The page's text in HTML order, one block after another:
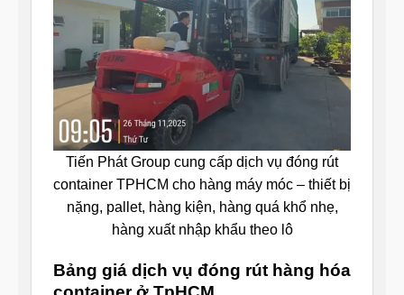
Tiến Phát Group cung cấp dịch vụ đóng rút
container TPHCM cho hàng máy móc – thiết bị
nặng, pallet, hàng kiện, hàng quá khổ nhẹ,
hàng xuất nhập khẩu theo lô
Bảng giá dịch vụ đóng rút hàng hóa